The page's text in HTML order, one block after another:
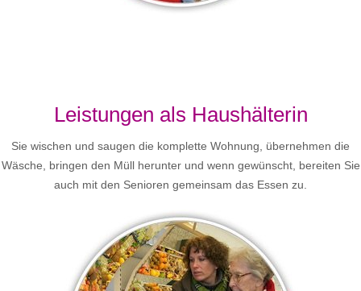
Leistungen als Haushälterin
Sie wischen und saugen die komplette Wohnung, übernehmen die
Wäsche, bringen den Müll herunter und wenn gewünscht, bereiten Sie
auch mit den Senioren gemeinsam das Essen zu.